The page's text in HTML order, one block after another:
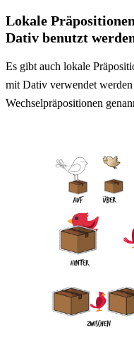
Lokale
Dativ benutzt
Es gibt auch lokale
mit Dativ verwendet
Wechselpräpositionen